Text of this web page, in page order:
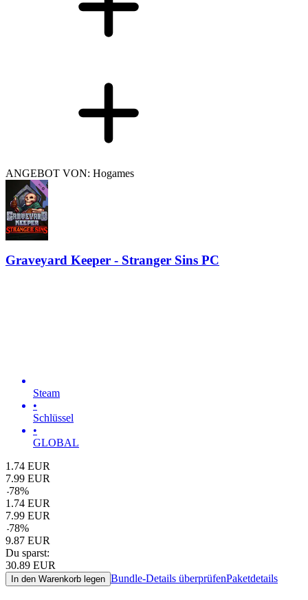
ANGEBOT VON: Hogames
Graveyard Keeper - Stranger Sins PC
Steam
•
Schlüssel
•
GLOBAL
1.74 EUR
7.99 EUR
-78%
1.74 EUR
7.99 EUR
-78%
9.87 EUR
Du sparst:
30.89 EUR
In den Warenkorb legen Bundle-Details überprüfenPaketdetails